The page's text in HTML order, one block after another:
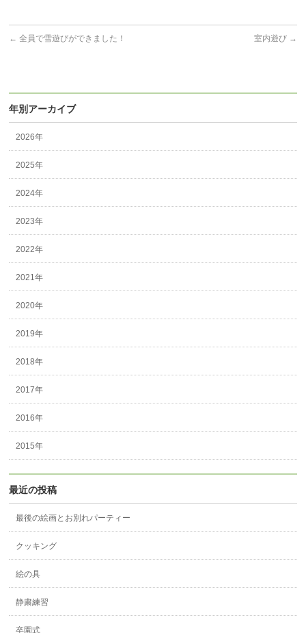
← 全員で雪遊びができました！ 室内遊び →
年別アーカイブ
2026年
2025年
2024年
2023年
2022年
2021年
2020年
2019年
2018年
2017年
2016年
2015年
最近の投稿
最後の絵画とお別れパーティー
クッキング
絵の具
静粛練習
卒園式